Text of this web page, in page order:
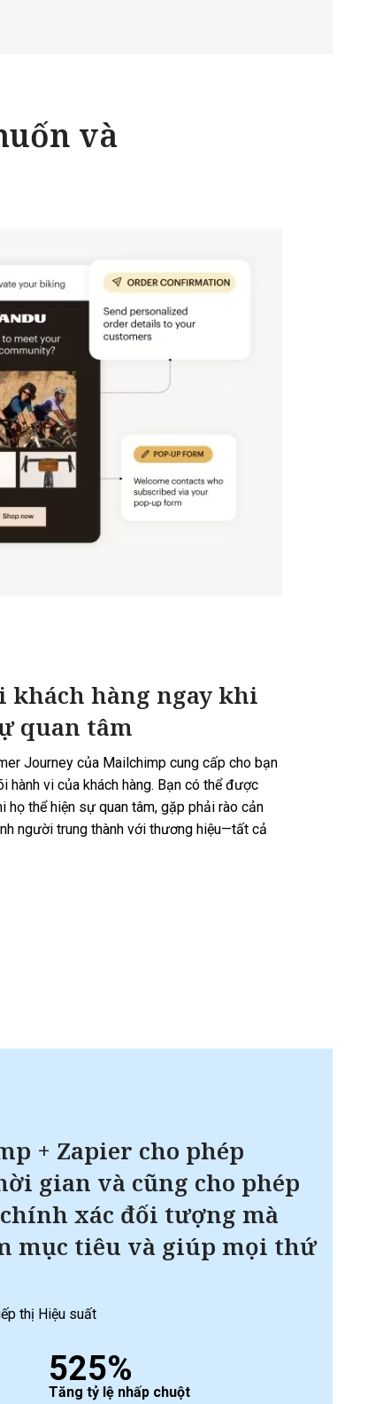
và
khách hàng ngay khi
quan tâm
Journey của Mailchimp cung cấp cho bạn
hành vi của khách hàng. Bạn có thể được
họ thể hiện sự quan tâm, gặp phải rào cản
người trung thành với thương hiệu—tất cả
+ Zapier cho phép
gian và cũng cho phép
xác đối tượng mà
mục tiêu và giúp mọi thứ
thị Hiệu suất
525%
Tăng tỷ lệ nhấp chuột